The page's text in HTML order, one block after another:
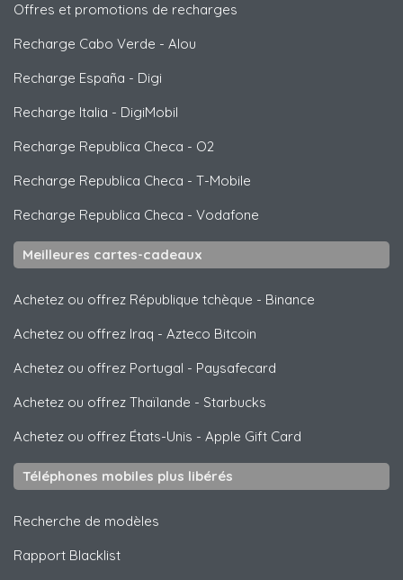
Offres et promotions de recharges
Recharge Cabo Verde - Alou
Recharge España - Digi
Recharge Italia - DigiMobil
Recharge Republica Checa - O2
Recharge Republica Checa - T-Mobile
Recharge Republica Checa - Vodafone
Meilleures cartes-cadeaux
Achetez ou offrez République tchèque - Binance
Achetez ou offrez Iraq - Azteco Bitcoin
Achetez ou offrez Portugal - Paysafecard
Achetez ou offrez Thaïlande - Starbucks
Achetez ou offrez États-Unis - Apple Gift Card
Téléphones mobiles plus libérés
Recherche de modèles
Rapport Blacklist